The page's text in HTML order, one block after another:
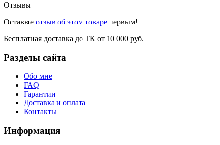
Отзывы
Оставьте отзыв об этом товаре первым!
Бесплатная доставка до ТК от 10 000 руб.
Разделы сайта
Обо мне
FAQ
Гарантии
Доставка и оплата
Контакты
Информация